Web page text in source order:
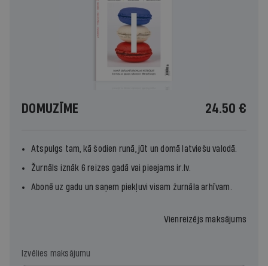
DOMUZĪME 24.50 €
Atspulgs tam, kā šodien runā, jūt un domā latviešu valodā.
Žurnāls iznāk 6 reizes gadā vai pieejams ir.lv.
Abonē uz gadu un saņem piekļuvi visam žurnāla arhīvam.
Vienreizējs maksājums
Izvēlies maksājumu